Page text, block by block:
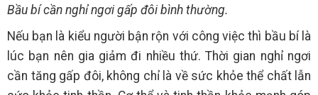
Bầu bí cần nghỉ ngơi gấp đôi bình thường.
Nếu bạn là kiểu người bận rộn với công việc thì bầu bí là
lúc bạn nên gia giảm đi nhiều thứ. Thời gian nghỉ ngơi
cần tăng gấp đôi, không chỉ là về sức khỏe thể chất lẫn